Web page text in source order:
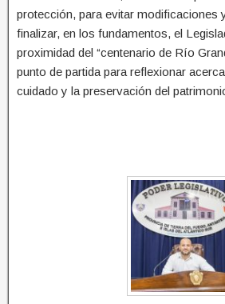
protección, para evitar modificaciones
finalizar, en los fundamentos, el
proximidad del “centenario de Río
punto de partida para reflexionar
cuidado y la preservación del